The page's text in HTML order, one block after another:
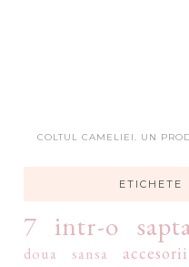
COLTUL CAMELIEI. UN
ETICHETE
7 intr-o
doua sansa
accesorii